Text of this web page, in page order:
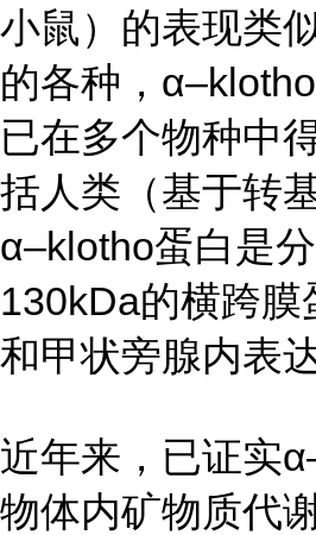
小鼠）的表现类
的各种，
已在多个物种中
括人类（基于转
α–klotho蛋白是
130kDa的横跨膜
和甲状旁腺内表达
近年来，已证实
物体内矿物质代